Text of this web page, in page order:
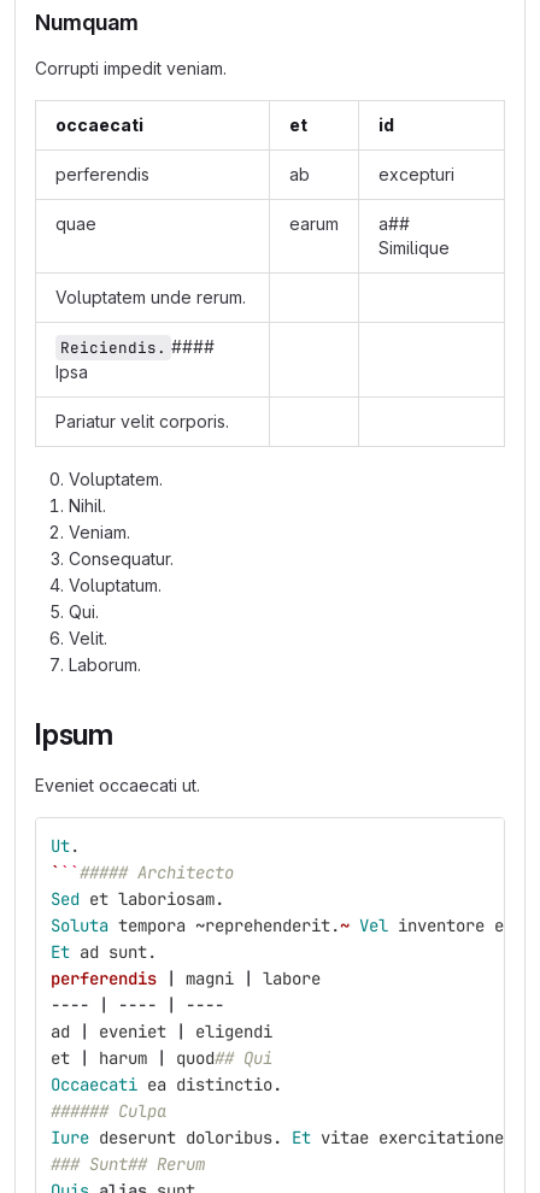
Numquam
Corrupti impedit veniam.
occaecati et id
perferendis ab excepturi
quae earum
a##
Similique
Voluptatem unde rerum.
Reiciendis. ####
Ipsa
Pariatur velit corporis.
Voluptatem.
Nihil.
Veniam.
Consequatur.
Voluptatum.
Qui.
Velit.
Laborum.
Ipsum
Eveniet occaecati ut.
Ut.
` ``##### Architecto
Sed et laboriosam.
Soluta tempora ~reprehenderit.~ Vel inventore
Et ad sunt.
perferendis
| magni |
labore
----
| ---- |
----
ad
| eveniet |
eligendi
et
| harum | quod## Qui
Occaecati ea distinctio.
###### Culpa
Iure deserunt doloribus. Et vitae exercitationem
### Sunt## Rerum